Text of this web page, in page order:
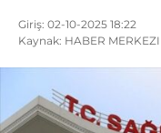
Giriş: 02-10-2025 18:22
Kaynak: HABER MERKEZI